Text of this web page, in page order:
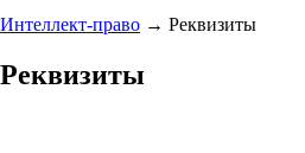
Интеллект-право → Реквизиты
Реквизиты